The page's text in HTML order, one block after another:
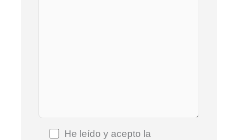
He leído y acepto la